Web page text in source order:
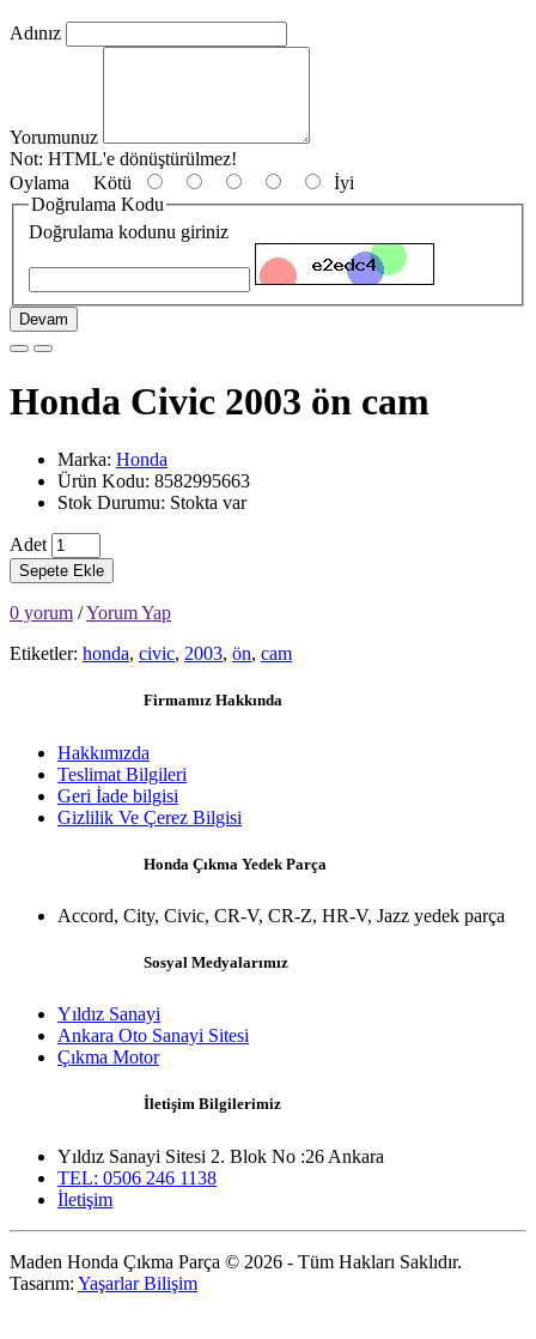
Adınız
Yorumunuz
Not: HTML'e dönüştürülmez!
Oylama Kötü
İyi
Doğrulama Kodu
Doğrulama kodunu giriniz
Devam
Honda Civic 2003 ön cam
Marka: Honda
Ürün Kodu: 8582995663
Stok Durumu: Stokta var
Adet
Sepete Ekle
0 yorum /Yorum Yap
Etiketler: honda, civic, 2003, ön, cam
Firmamız Hakkında
Hakkımızda
Teslimat Bilgileri
Geri İade bilgisi
Gizlilik Ve Çerez Bilgisi
Honda Çıkma Yedek Parça
Accord, City, Civic, CR-V, CR-Z, HR-V, Jazz yedek parça
Sosyal Medyalarımız
Yıldız Sanayi
Ankara Oto Sanayi Sitesi
Çıkma Motor
İletişim Bilgilerimiz
Yıldız Sanayi Sitesi 2. Blok No :26 Ankara
TEL: 0506 246 1138
İletişim
Maden Honda Çıkma Parça © 2026 - Tüm Hakları Saklıdır.
Tasarım: Yaşarlar Bilişim